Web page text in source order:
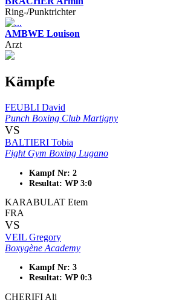
Ring-/Punktrichter
AMBWE Louison
Arzt
Kämpfe
FEUBLI David
Punch Boxing Club Martigny
VS
BALTIERI Tobia
Fight Gym Boxing Lugano
Kampf Nr: 2
Resultat: WP 3:0
KARABULAT Etem
FRA
VS
VEIL Gregory
Boxygène Academy
Kampf Nr: 3
Resultat: WP 0:3
CHERIFI Ali